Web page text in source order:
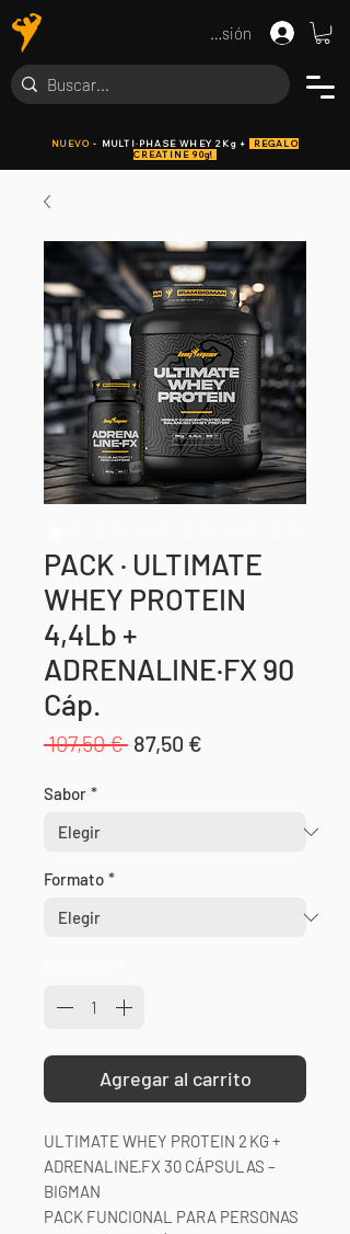
NUEVO - MULTI·PHASE WHEY 2Kg +
REGALO
CREATINE 90g!
Iniciar sesión
PACK · ULTIMATE
WHEY PROTEIN
4,4Lb +
ADRENALINE·FX 90
Cáp.
107,50 € Precio
87,50 €
Sabor *
Formato *
Agregar al carrito
ULTIMATE WHEY PROTEIN 2 KG +
ADRENALINE·FX 30 CÁPSULAS –
BIGMAN
PACK FUNCIONAL PARA PERSONAS